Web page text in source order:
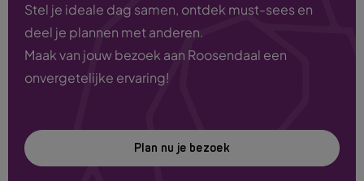
Stel je ideale dag samen, ontdek must-sees en
deel je plannen met anderen.
Maak van jouw bezoek aan Roosendaal een
onvergetelijke ervaring!
Plan nu je bezoek